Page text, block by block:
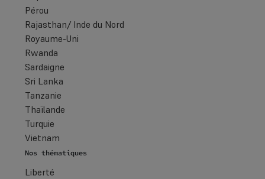
Pérou
Rajasthan/ Inde du Nord
Royaume-Uni
Rwanda
Sardaigne
Sri Lanka
Tanzanie
Thaïlande
Turquie
Vietnam
Nos thématiques
Liberté